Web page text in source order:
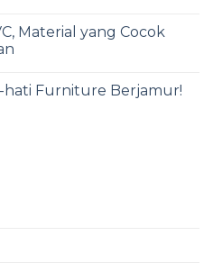
Material yang Cocok
hati Furniture Berjamur!